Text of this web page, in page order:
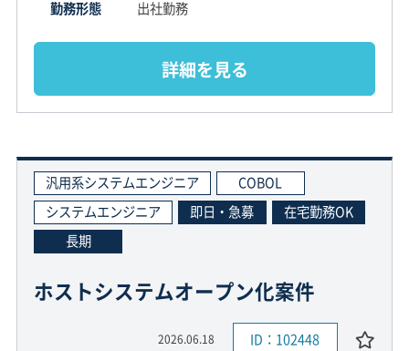
勤務形態
出社勤務
詳細を見る
汎用系システムエンジニア
COBOL
システムエンジニア
即日・急募
在宅勤務OK
長期
ホストシステムオープン化案件
2026.06.18 ID：102448